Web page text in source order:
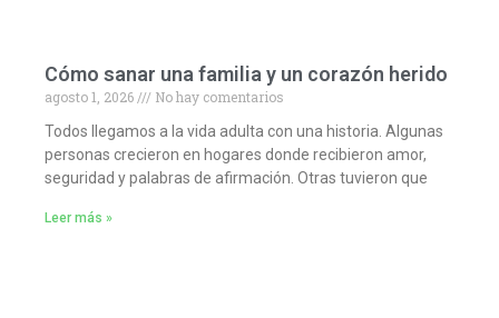
Cómo sanar una familia y un corazón herido
agosto 1, 2026
No hay comentarios
Todos llegamos a la vida adulta con una historia. Algunas
personas crecieron en hogares donde recibieron amor,
seguridad y palabras de afirmación. Otras tuvieron que
Leer más »